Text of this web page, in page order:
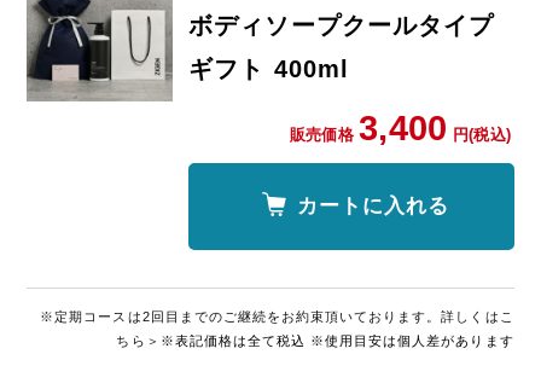
…保湿成分
ボディソープクールタイプ
ギフト 400ml
販売価格3,400 円(税込)
カートに入れる
※定期コースは2回目までのご継続をお約束頂いております。詳しくはこ
ちら＞ ※表記価格は全て税込 ※使用目安は個人差があります